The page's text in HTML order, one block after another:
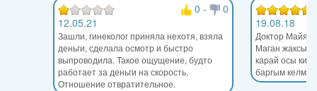
0 -
0
12.05.21
Зашли, гинеколог приняла нехотя, взяла
деньги, сделала осмотр и быстро
выпроводила. Такое ощущение, будто
работает за деньги на скорость.
Отношение отвратительное.
19.08.18
Доктор Майя,
Маган жаксы
карай осы
баргым